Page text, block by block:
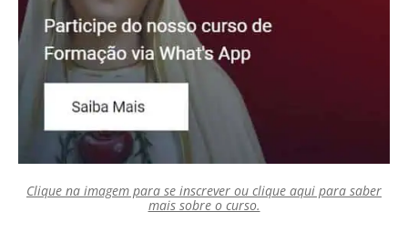
Clique na imagem para se inscrever ou clique aqui para saber
mais sobre o curso.